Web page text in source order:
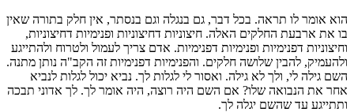
הוא אומר לו תראה. בכל דבר, גם בנגלה וגם בנסתר, אין חלק בתורה שאין
בו את ארבעת החלקים האלה. חיצוניות דחיצוניות ופנימיות דחיצוניות,
וחיצוניות דפנימיות ופנימיות דפנימיות. אדם צריך לעמול ולטרוח ולהתייגע
ולהעמיק, להבין שלושה חלקים. והפנימיות דפנימיות זה הקב"ה נותן מתנה.
השם גילה לי, ולך לא גילה. ואסור לי לגלות לך. נביא יכול לגלות לנביא
אחר את הנבואה שלו? אם השם היה רוצה, היה אומר לך. לך אדוני תבכה
ותתייגע עד שהשם יגלה לך.